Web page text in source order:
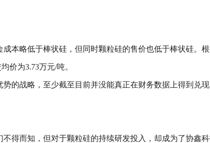
本略低于棒状硅，但同时颗粒硅的售价也低于棒状硅。
价为3.73万元/吨。
的战略，至少截至目前并没能真正在财务数据上得到兑
得而知，但对于颗粒硅的持续研发投入，却成为了协鑫科